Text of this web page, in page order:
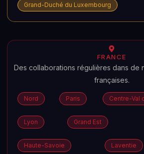
Grand-Duché du Luxembourg
FRANCE
Des collaborations régulières dans de
françaises.
Nord Paris Centre-Val
Lyon Grand Est
Haute-Savoie Laventie